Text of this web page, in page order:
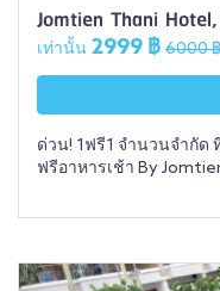
Jomtien Thani
เท่านั้น 2999 ฿ 6000
ด่วน! 1ฟรี1 จำนวนจำกัด
ฟรีอาหารเช้า By